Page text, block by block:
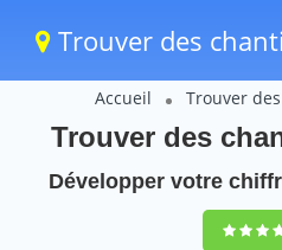
Trouver des
Accueil Trouver
Trouver des
Développer votre